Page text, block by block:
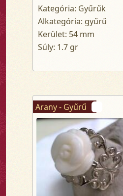
Kategória: Gyűrűk
Alkategória: gyűrű
Kerület: 54 mm
Súly: 1.7 gr
Arany - Gyűrű